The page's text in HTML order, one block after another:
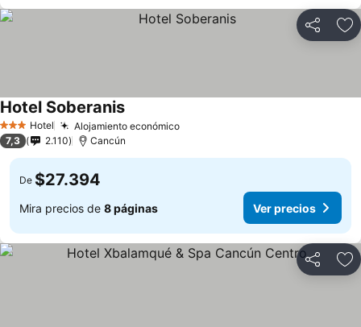
Compartir
3 Estrellas
Hotel Alojamiento económico
Hotel Soberanis
7,3 2.110 Cancún
De $27.394
Mira precios de 8 páginas Ver precios
Compartir